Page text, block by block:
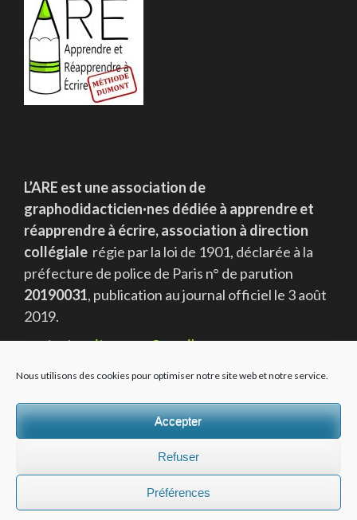
Nous utilisons des cookies pour optimiser notre site web et notre service.
Accepter
Refuser
Préférences
L’ARE est une association de
graphodidacticien·nes dédiée à apprendre et
réapprendre à écrire, association à direction
collégiale régie par la loi de 1901, déclarée à la
préfecture de police de Paris n° de parution
20190031, publication au journal officiel le 3 août
2019.
contactecriture.are@gmail.com
Copyright ©2026APPRENDRE ET RÉAPPRENDRE À ÉCRIRE.
School Zone | Dévelopé parThème Rara